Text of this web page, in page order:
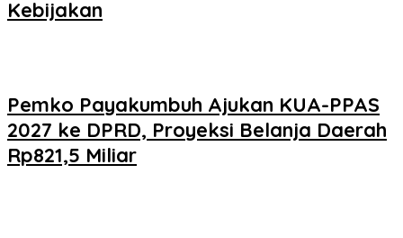
Kebijakan
Pemko Payakumbuh Ajukan KUA-PPAS
2027 ke DPRD, Proyeksi Belanja Daerah
Rp821,5 Miliar